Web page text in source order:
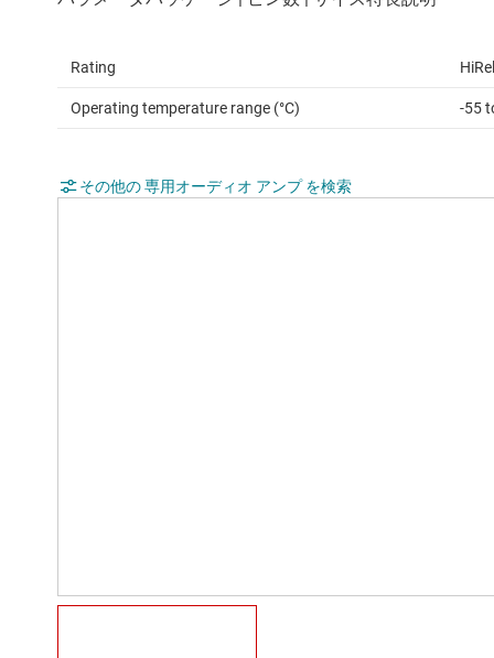
Rating
Operating temperature range (°C) -55
その他の 専用オーディオ アンプ を検索